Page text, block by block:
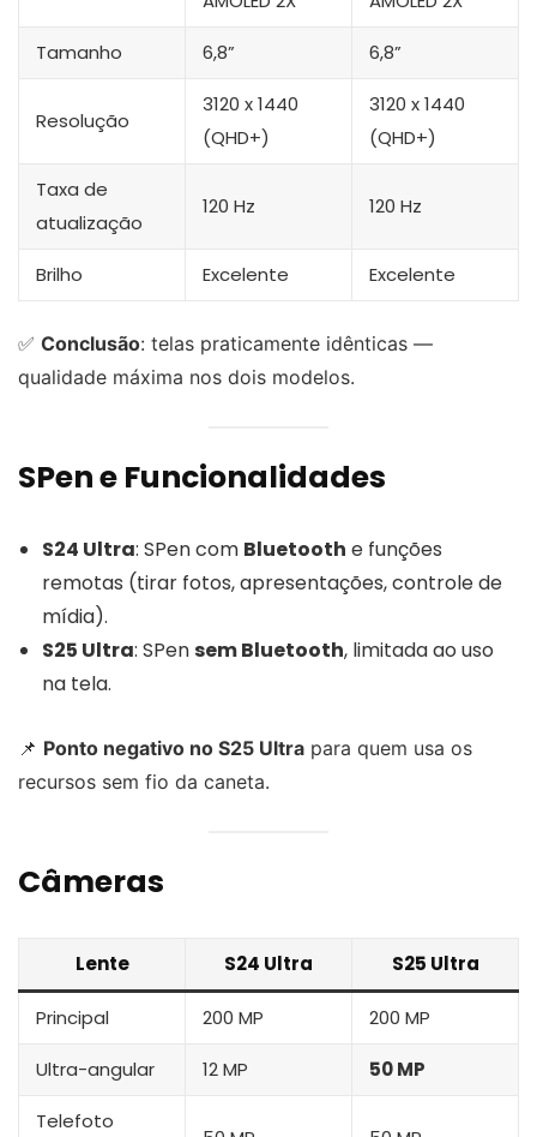
Tamanho 6,8” 6,8”
Resolução
3120 x 1440
(QHD+)
3120 x 1440
(QHD+)
Taxa de
atualização
120 Hz 120 Hz
Brilho Excelente Excelente
✅ Conclusão: telas praticamente idênticas —
qualidade máxima nos dois modelos.
SPen e Funcionalidades
S24 Ultra: SPen com Bluetooth e funções
remotas (tirar fotos, apresentações, controle de
mídia).
S25 Ultra: SPensem Bluetooth, limitada ao uso
na tela.
📌 Ponto negativo no S25 Ultra para quem usa os
recursos sem fio da caneta.
Câmeras
Lente S24 Ultra S25 Ultra
Principal 200 MP 200 MP
Ultra-angular 12 MP 50 MP
Telefoto